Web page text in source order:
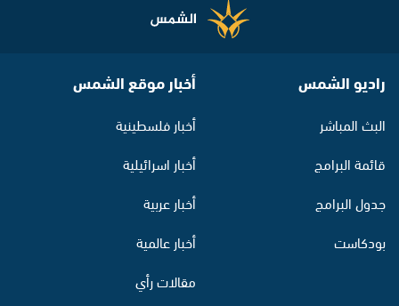
راديو الشمس
البث المباشر
قائمة البرامج
جدول البرامج
بودكاست
أخبار موقع الشمس
أخبار فلسطينية
أخبار اسرائيلية
أخبار عربية
أخبار عالمية
مقالات رأي